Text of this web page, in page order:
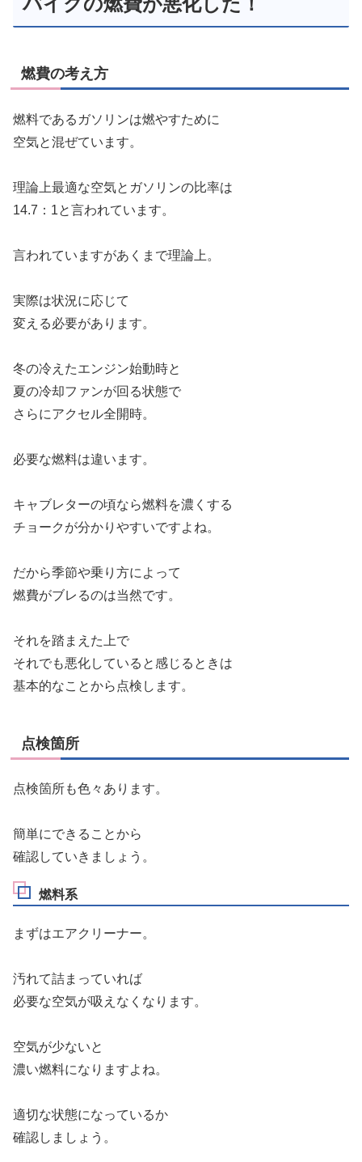
燃費の考え方
燃料であるガソリンは燃やすために
空気と混ぜています。
理論上最適な空気とガソリンの比率は
14.7：1と言われています。
言われていますがあくまで理論上。
実際は状況に応じて
変える必要があります。
冬の冷えたエンジン始動時と
夏の冷却ファンが回る状態で
さらにアクセル全開時。
必要な燃料は違います。
キャブレターの頃なら燃料を濃くする
チョークが分かりやすいですよね。
だから季節や乗り方によって
燃費がブレるのは当然です。
それを踏まえた上で
それでも悪化していると感じるときは
基本的なことから点検します。
点検箇所
点検箇所も色々あります。
簡単にできることから
確認していきましょう。
燃料系
まずはエアクリーナー。
汚れて詰まっていれば
必要な空気が吸えなくなります。
空気が少ないと
濃い燃料になりますよね。
適切な状態になっているか
確認しましょう。